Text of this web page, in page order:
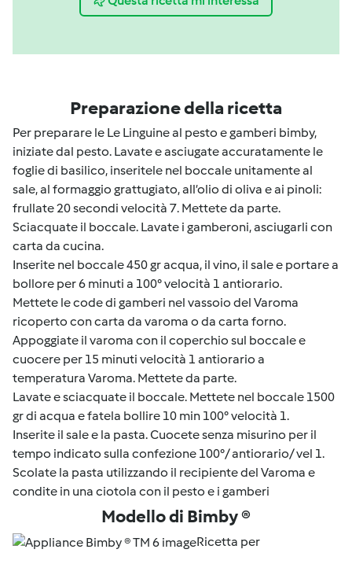
Preparazione della ricetta
Per preparare le Le Linguine al pesto e gamberi bimby,
iniziate dal pesto. Lavate e asciugate accuratamente le
foglie di basilico, inseritele nel boccale unitamente al
sale, al formaggio grattugiato, all’olio di oliva e ai pinoli:
frullate 20 secondi velocità 7. Mettete da parte.
Sciacquate il boccale. Lavate i gamberoni, asciugarli con
carta da cucina.
Inserite nel boccale 450 gr acqua, il vino, il sale e portare a
bollore per 6 minuti a 100° velocità 1 antiorario.
Mettete le code di gamberi nel vassoio del Varoma
ricoperto con carta da varoma o da carta forno.
Appoggiate il varoma con il coperchio sul boccale e
cuocere per 15 minuti velocità 1 antiorario a
temperatura Varoma. Mettete da parte.
Lavate e sciacquate il boccale. Mettete nel boccale 1500
gr di acqua e fatela bollire 10 min 100° velocità 1.
Inserite il sale e la pasta. Cuocete senza misurino per il
tempo indicato sulla confezione 100°/ antiorario/ vel 1.
Scolate la pasta utilizzando il recipiente del Varoma e
condite in una ciotola con il pesto e i gamberi
Modello di Bimby ®
Ricetta per